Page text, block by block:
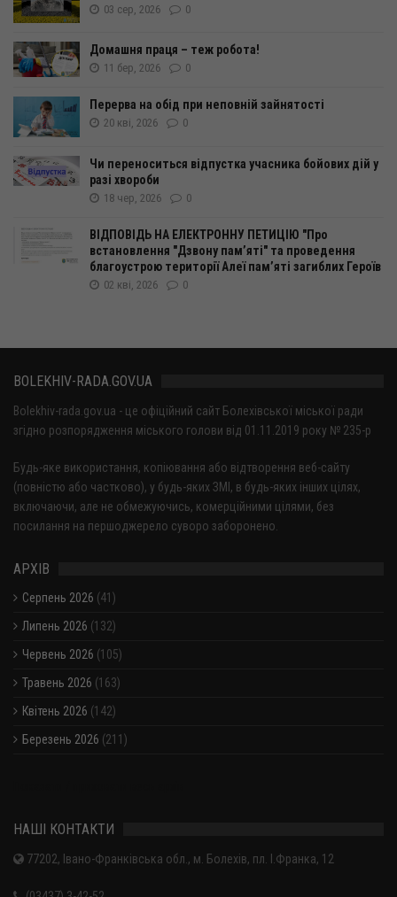
03 сер, 2026 0
Домашня праця – теж робота!
11 бер, 2026 0
Перерва на обід при неповній зайнятості
20 кві, 2026 0
Чи переноситься відпустка учасника бойових дій у
разі хвороби
18 чер, 2026 0
ВІДПОВІДЬ НА ЕЛЕКТРОННУ ПЕТИЦІЮ "Про
встановлення "Дзвону пам’яті" та проведення
благоустрою території Алеї пам’яті загиблих Героїв
02 кві, 2026 0
BOLEKHIV-RADA.GOV.UA
Bolekhiv-rada.gov.ua - це офіційний сайт Болехівської міської ради
згідно розпорядження міського голови від 01.11.2019 року № 235-р
Будь-яке використання, копіювання або відтворення веб-сайту
(повністю або частково), у будь-яких ЗМІ, в будь-яких інших цілях,
включаючи, але не обмежуючись, комерційними цілями, без
посилання на першоджерело суворо заборонено.
АРХІВ
Серпень 2026 (41)
Липень 2026 (132)
Червень 2026 (105)
Травень 2026 (163)
Квітень 2026 (142)
Березень 2026 (211)
НАШІ КОНТАКТИ
77202, Івано-Франківська обл., м. Болехів, пл. І.Франка, 12